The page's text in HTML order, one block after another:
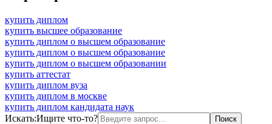
купить диплом
купить высшее образование
купить диплом о высшем образование
купить диплом о высшем образование
купить диплом о высшем образовании
купить аттестат
купить диплом вуза
купить диплом в москве
купить диплом кандидата наук
Искать:Ищите что-то?